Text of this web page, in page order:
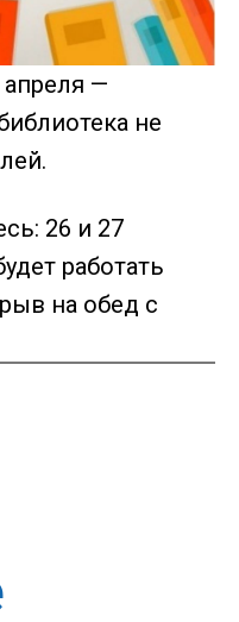
—
не
26 и 27
работать
на обед с